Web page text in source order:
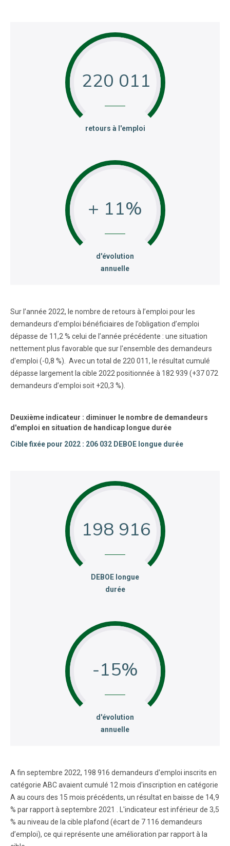
220 011
:retours à l'emploi
+ 11
:d'évolution
annuelle
Sur l’année 2022, le nombre de retours à l’emploi pour les
demandeurs d’emploi bénéficiaires de l’obligation d’emploi
dépasse de 11,2 % celui de l’année précédente : une situation
nettement plus favorable que sur l'ensemble des demandeurs
d'emploi (-0,8 %). Avec un total de 220 011, le résultat cumulé
dépasse largement la cible 2022 positionnée à 182 939 (+37 072
demandeurs d’emploi soit +20,3 %).
Deuxième indicateur : diminuer le nombre de demandeurs
d'emploi en situation de handicap longue durée
Cible fixée pour 2022 : 206 032 DEBOE longue durée
198 916
:DEBOE longue
durée
-15
:d'évolution
annuelle
A fin septembre 2022, 198 916 demandeurs d'emploi inscrits en
catégorie ABC avaient cumulé 12 mois d'inscription en catégorie
A au cours des 15 mois précédents, un résultat en baisse de 14,9
% par rapport à septembre 2021 . L'indicateur est inférieur de 3,5
% au niveau de la cible plafond (écart de 7 116 demandeurs
d’emploi), ce qui représente une amélioration par rapport à la